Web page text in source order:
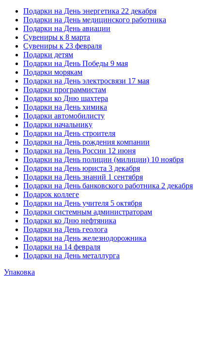
Подарки на День энергетика 22 декабря
Подарки на День медицинского работника
Подарки на День авиации
Сувениры к 8 марта
Сувениры к 23 февраля
Подарки детям
Подарки на День Победы 9 мая
Подарки морякам
Подарки на День электросвязи 17 мая
Подарки программистам
Подарки ко Дню шахтера
Подарки на День химика
Подарки автомобилисту
Подарки начальнику
Подарки на День строителя
Подарки на День рождения компании
Подарки на День России 12 июня
Подарки на День полиции (милиции) 10 ноября
Подарки на День юриста 3 декабря
Подарки на День знаний 1 сентября
Подарки на День банковского работника 2 декабря
Подарок коллеге
Подарки на День учителя 5 октября
Подарки системным администраторам
Подарки ко Дню нефтяника
Подарки на День геолога
Подарки на День железнодорожника
Подарки на 14 февраля
Подарки на День металлурга
Упаковка